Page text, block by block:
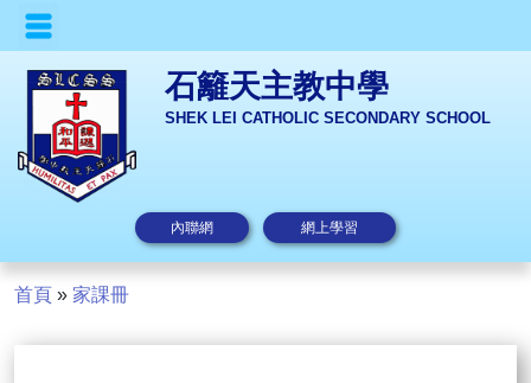
石籬天主教中學
SHEK LEI CATHOLIC SECONDARY SCHOOL
內聯網 網上學習
首頁 » 家課冊